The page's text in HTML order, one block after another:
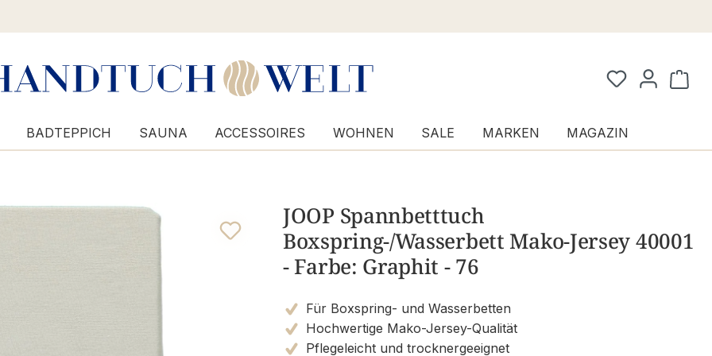
BADTEPPICH SAUNA ACCESSOIRES WOHNEN SALE MARKEN MAGAZIN
JOOP Spannbetttuch
Boxspring-/Wasserbett Mako-Jersey 40001
- Farbe: Graphit - 76
Für Boxspring- und Wasserbetten
Hochwertige Mako-Jersey-Qualität
Pflegeleicht und trocknergeeignet